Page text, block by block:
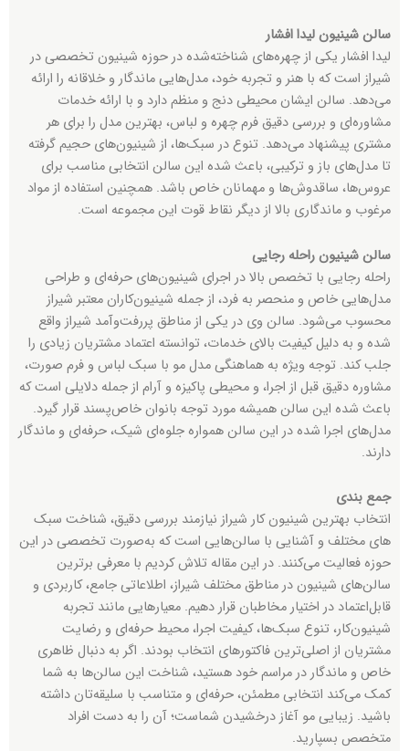
سالن شینیون لیدا افشار
لیدا افشار یکی از چهره‌های شناخته‌شده در حوزه شینیون تخصصی در
شیراز است که با هنر و تجربه خود، مدل‌هایی ماندگار و خلاقانه را ارائه
می‌دهد. سالن ایشان محیطی دنج و منظم دارد و با ارائه خدمات
مشاوره‌ای و بررسی دقیق فرم چهره و لباس، بهترین مدل را برای هر
مشتری پیشنهاد می‌دهد. تنوع در سبک‌ها، از شینیون‌های حجیم گرفته
تا مدل‌های باز و ترکیبی، باعث شده این سالن انتخابی مناسب برای
عروس‌ها، ساقدوش‌ها و مهمانان خاص باشد. همچنین استفاده از مواد
مرغوب و ماندگاری بالا از دیگر نقاط قوت این مجموعه است.
سالن شینیون راحله رجایی
راحله رجایی با تخصص بالا در اجرای شینیون‌های حرفه‌ای و طراحی
مدل‌هایی خاص و منحصر به فرد، از جمله شینیون‌کاران معتبر شیراز
محسوب می‌شود. سالن وی در یکی از مناطق پررفت‌وآمد شیراز واقع
شده و به دلیل کیفیت بالای خدمات، توانسته اعتماد مشتریان زیادی را
جلب کند. توجه ویژه به هماهنگی مدل مو با سبک لباس و فرم صورت،
مشاوره دقیق قبل از اجرا، و محیطی پاکیزه و آرام از جمله دلایلی است که
باعث شده این سالن همیشه مورد توجه بانوان خاص‌پسند قرار گیرد.
مدل‌های اجرا شده در این سالن همواره جلوه‌ای شیک، حرفه‌ای و ماندگار
دارند.
جمع بندی
انتخاب بهترین شینیون کار شیراز نیازمند بررسی دقیق، شناخت سبک
های مختلف و آشنایی با سالن‌هایی است که به‌صورت تخصصی در این
حوزه فعالیت می‌کنند. در این مقاله تلاش کردیم با معرفی برترین
سالن‌های شینیون در مناطق مختلف شیراز، اطلاعاتی جامع، کاربردی و
قابل‌اعتماد در اختیار مخاطبان قرار دهیم. معیارهایی مانند تجربه
شینیون‌کار، تنوع سبک‌ها، کیفیت اجرا، محیط حرفه‌ای و رضایت
مشتریان از اصلی‌ترین فاکتورهای انتخاب بودند. اگر به دنبال ظاهری
خاص و ماندگار در مراسم خود هستید، شناخت این سالن‌ها به شما
کمک می‌کند انتخابی مطمئن، حرفه‌ای و متناسب با سلیقه‌تان داشته
باشید. زیبایی مو آغاز درخشیدن شماست؛ آن را به دست افراد
متخصص بسپارید.